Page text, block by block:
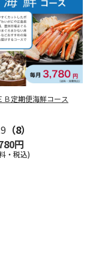
Ｂ定期便海鮮コース
（8）
円
・税込)